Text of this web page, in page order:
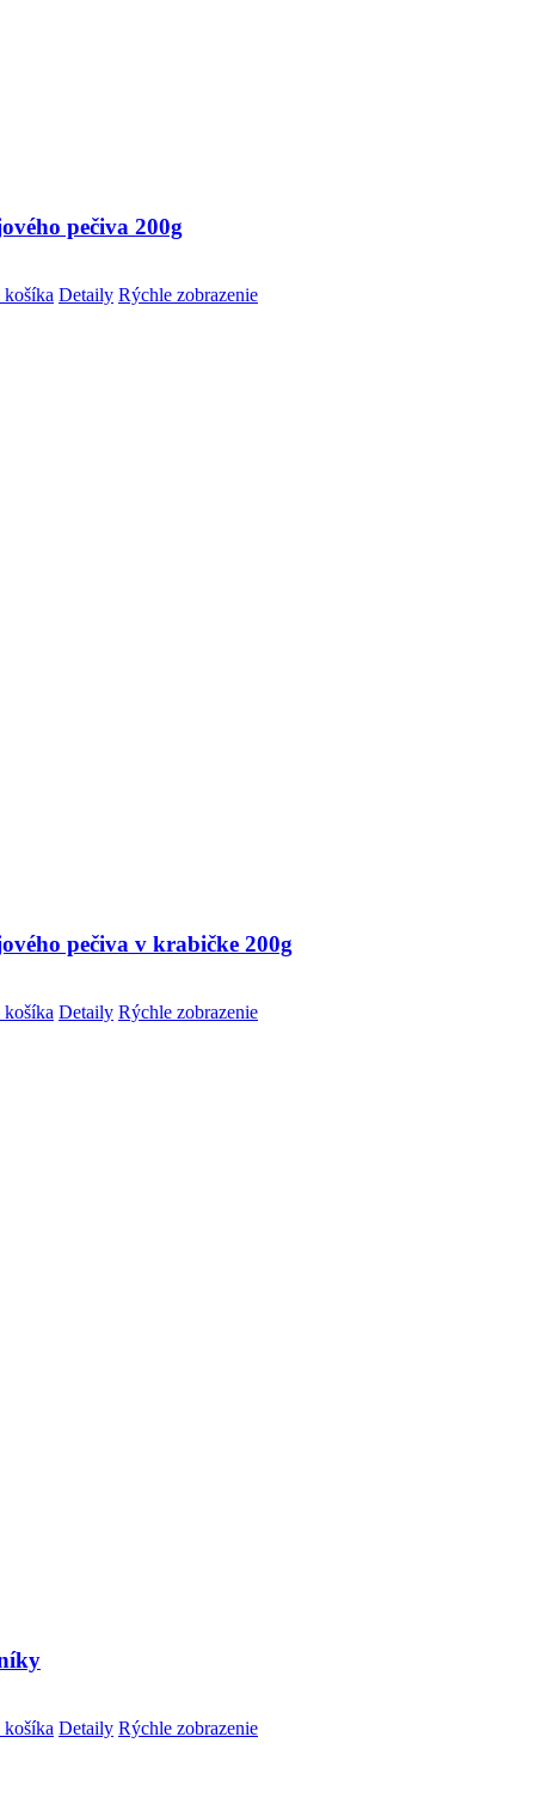
pečiva 200g
Detaily Rýchle zobrazenie
pečiva v krabičke 200g
Detaily Rýchle zobrazenie
Detaily Rýchle zobrazenie